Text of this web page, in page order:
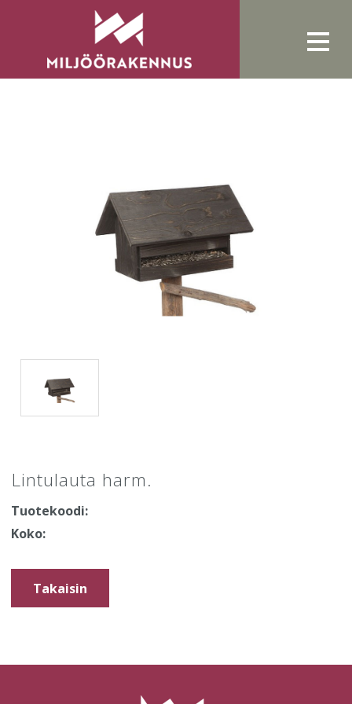
Lintulauta harm.
Tuotekoodi:
Koko:
Takaisin